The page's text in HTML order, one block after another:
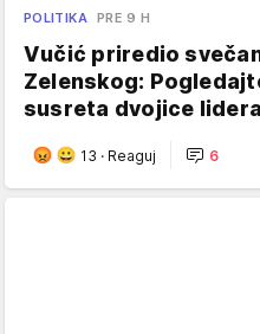
POLITIKA PRE 9 H
Vučić priredio
Zelenskog:
susreta dvojice
13 · Reaguj 6